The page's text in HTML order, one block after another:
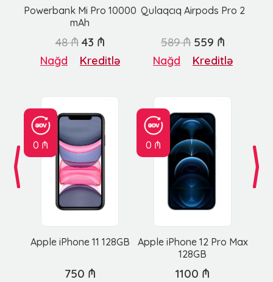
Powerbank Mi Pro 10000
mAh
Qulaqcıq Airpods Pro 2
48 ₼ 43 ₼
Nağd Kreditlə
589 ₼ 559 ₼
Nağd Kreditlə
0 ₼
Apple iPhone 11 128GB
0 ₼
Apple iPhone 12 Pro Max
128GB
750 ₼ 1100 ₼